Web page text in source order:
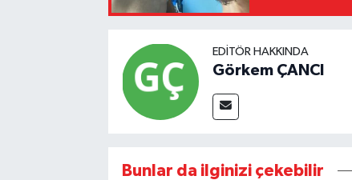
EDITÖR HAKKINDA
Görkem ÇANCI
Bunlar da ilginizi çekebilir